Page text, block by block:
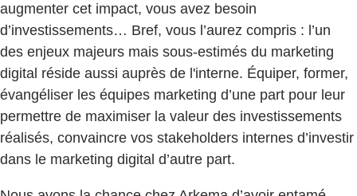
augmenter cet impact, vous avez besoin
d’investissements… Bref, vous l’aurez compris : l’un
des enjeux majeurs mais sous-estimés du marketing
digital réside aussi auprès de l'interne. Équiper, former,
évangéliser les équipes marketing d’une part pour leur
permettre de maximiser la valeur des investissements
réalisés, convaincre vos stakeholders internes d’investir
dans le marketing digital d’autre part.